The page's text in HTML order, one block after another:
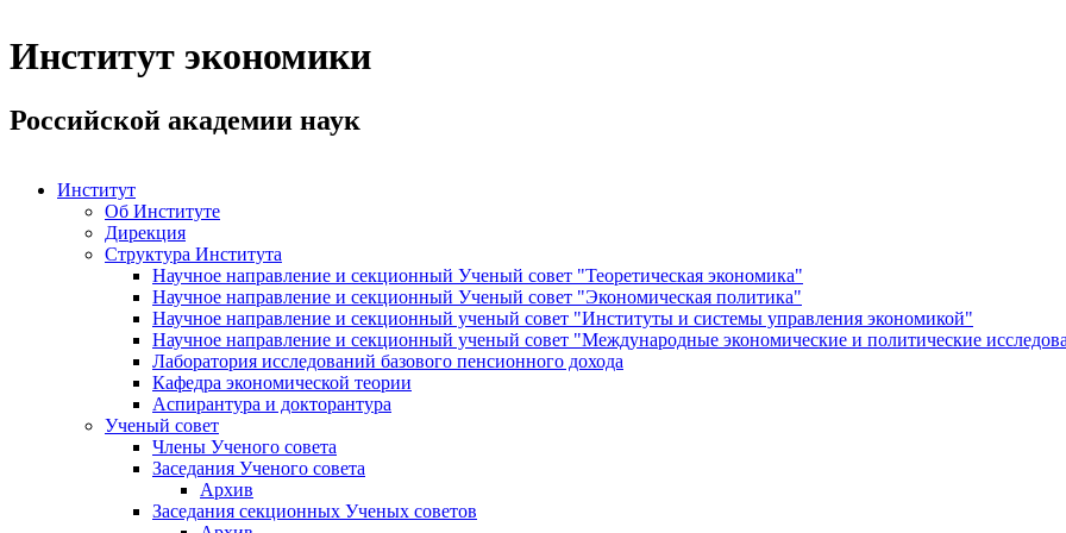
Институт экономики
Российской академии наук
Институт
Об Институте
Дирекция
Структура Института
Научное направление и секционный Ученый совет "Теоретическая экономика"
Научное направление и секционный Ученый совет "Экономическая политика"
Научное направление и секционный ученый совет "Институты и системы управления экономикой"
Научное направление и секционный ученый совет "Международные экономические и политические
Лаборатория исследований базового пенсионного дохода
Кафедра экономической теории
Аспирантура и докторантура
Ученый совет
Члены Ученого совета
Заседания Ученого совета
Архив
Заседания секционных Ученых советов